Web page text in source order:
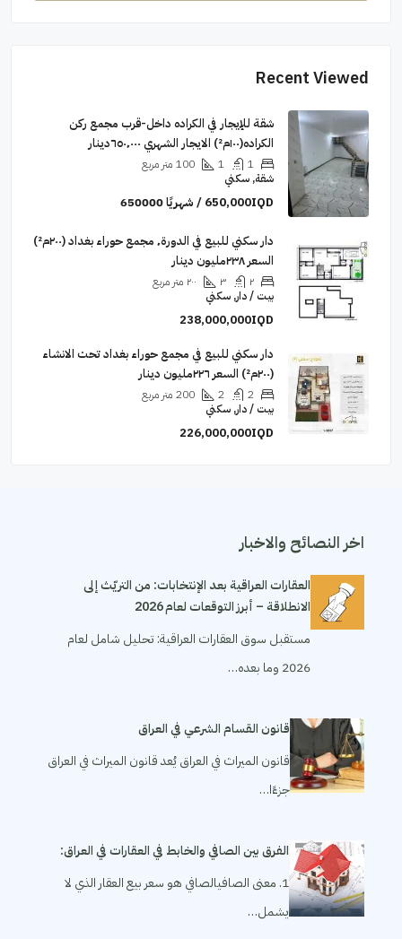
Recent Viewed
شقة للإيجار في الكراده داخل-قرب مجمع ركن
الكراده(١٠٠م²) الايجار الشهري ٦٥٠٬٠٠٠دينار
1
1
100 متر مربع
شقة, سكني
650,000IQD / شهريًا 650000
دار سكني للبيع في الدورة٬ مجمع حوراء بغداد (٢٠٠م²)
السعر ٢٣٨مليون دينار
٢ ٣ ٢٠٠ متر مربع
بيت / دار, سكني
238,000,000IQD
دار سكني للبيع في مجمع حوراء بغداد تحت الانشاء
(٢٠٠م²) السعر ٢٢٦مليون دينار
2
2
200 متر مربع
بيت / دار, سكني
226,000,000IQD
اخر النصائح والاخبار
العقارات العراقية بعد الإنتخابات: من التريّث إلى
الانطلاقة – أبرز التوقعات لعام 2026
مستقبل سوق العقارات العراقية: تحليل شامل لعام
2026 وما بعده…
قانون القسام الشرعي في العراق
قانون الميراث في العراق يُعد قانون الميراث في العراق
جزءًا…
الفرق بين الصافي والخابط في العقارات في العراق:
1. معنى الصافيالصافي هو سعر بيع العقار الذي لا
يشمل…